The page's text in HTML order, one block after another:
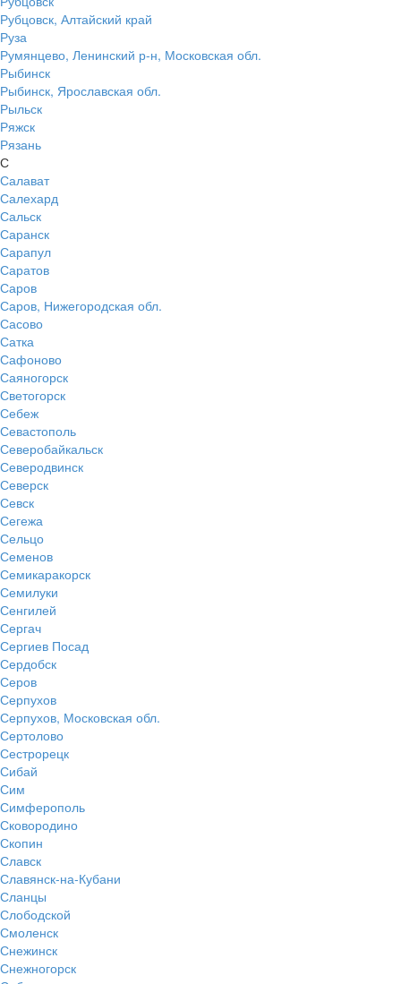
Рубцовск, Алтайский край
Руза
Румянцево, Ленинский р-н, Московская обл.
Рыбинск
Рыбинск, Ярославская обл.
Рыльск
Ряжск
Рязань
С
Салават
Салехард
Сальск
Саранск
Сарапул
Саратов
Саров
Саров, Нижегородская обл.
Сасово
Сатка
Сафоново
Саяногорск
Светогорск
Себеж
Севастополь
Северобайкальск
Северодвинск
Северск
Севск
Сегежа
Сельцо
Семенов
Семикаракорск
Семилуки
Сенгилей
Сергач
Сергиев Посад
Сердобск
Серов
Серпухов
Серпухов, Московская обл.
Сертолово
Сестрорецк
Сибай
Сим
Симферополь
Сковородино
Скопин
Славск
Славянск-на-Кубани
Сланцы
Слободской
Смоленск
Снежинск
Снежногорск